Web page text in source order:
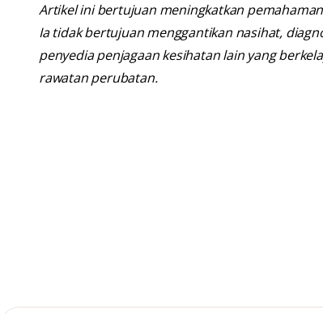
Artikel ini bertujuan meningkatkan
Ia tidak bertujuan menggantikan nasihat,
penyedia penjagaan kesihatan lain yang
rawatan perubatan.